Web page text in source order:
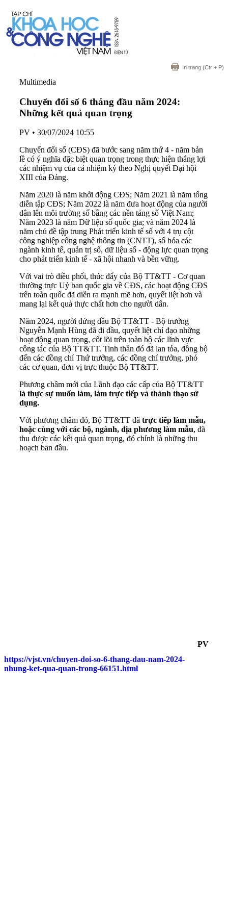
In trang (Ctr + P)
Multimedia
Chuyển đổi số 6 tháng đầu năm 2024:
Những kết quả quan trọng
PV • 30/07/2024 10:55
Chuyển đổi số (CĐS) đã bước sang năm thứ 4 - năm bản
lề có ý nghĩa đặc biệt quan trọng trong thực hiện thắng lợi
các nhiệm vụ của cả nhiệm kỳ theo Nghị quyết Đại hội
XIII của Đảng.
Năm 2020 là năm khởi động CĐS; Năm 2021 là năm tổng
diễn tập CĐS; Năm 2022 là năm đưa hoạt động của người
dân lên môi trường số bằng các nền tảng số Việt Nam;
Năm 2023 là năm Dữ liệu số quốc gia; và năm 2024 là
năm chủ đề tập trung Phát triển kinh tế số với 4 trụ cột
công nghiệp công nghệ thông tin (CNTT), số hóa các
ngành kinh tế, quản trị số, dữ liệu số - động lực quan trọng
cho phát triển kinh tế - xã hội nhanh và bền vững.
Với vai trò điều phối, thúc đẩy của Bộ TT&TT - Cơ quan
thường trực Uỷ ban quốc gia về CĐS, các hoạt động CĐS
trên toàn quốc đã diễn ra mạnh mẽ hơn, quyết liệt hơn và
mang lại kết quả thực chất hơn cho người dân.
Năm 2024, người đứng đầu Bộ TT&TT - Bộ trưởng
Nguyễn Mạnh Hùng đã đi đầu, quyết liệt chỉ đạo những
hoạt động quan trọng, cốt lõi trên toàn bộ các lĩnh vực
công tác của Bộ TT&TT. Tinh thần đó đã lan tỏa, đồng bộ
đến các đồng chí Thứ trưởng, các đồng chí trưởng, phó
các cơ quan, đơn vị trực thuộc Bộ TT&TT.
Phương châm mới của Lãnh đạo các cấp của Bộ TT&TT
là thực sự muốn làm, làm trực tiếp và thành thạo sử
dụng.
Với phương châm đó, Bộ TT&TT đã trực tiếp làm mẫu,
hoặc cùng với các bộ, ngành, địa phương làm mẫu, đã
thu được các kết quả quan trọng, đó chính là những thu
hoạch ban đầu.
PV
https://vjst.vn/chuyen-doi-so-6-thang-dau-nam-2024-
nhung-ket-qua-quan-trong-66151.html